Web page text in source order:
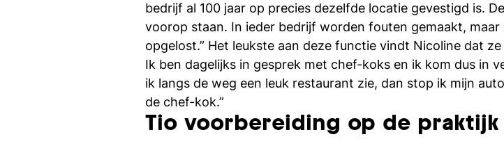
bedrijf al 100 jaar op precies dezelfde locatie gevestigd is.
voorop staan. In ieder bedrijf worden fouten gemaakt,
opgelost.” Het leukste aan deze functie vindt Nicoline dat
Ik ben dagelijks in gesprek met chef-koks en ik kom dus in
ik langs de weg een leuk restaurant zie, dan stop ik mijn
de chef-kok.”
Tio voorbereiding op de praktijk